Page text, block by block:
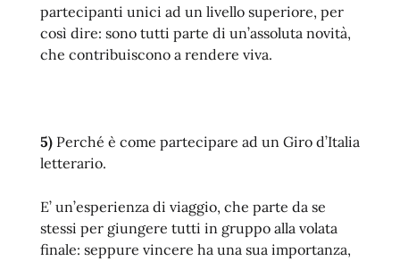
partecipanti unici ad un livello superiore, per
così dire: sono tutti parte di un’assoluta novità,
che contribuiscono a rendere viva.
5) Perché è come partecipare ad un Giro d’Italia
letterario.
E’ un’esperienza di viaggio, che parte da se
stessi per giungere tutti in gruppo alla volata
finale: seppure vincere ha una sua importanza,